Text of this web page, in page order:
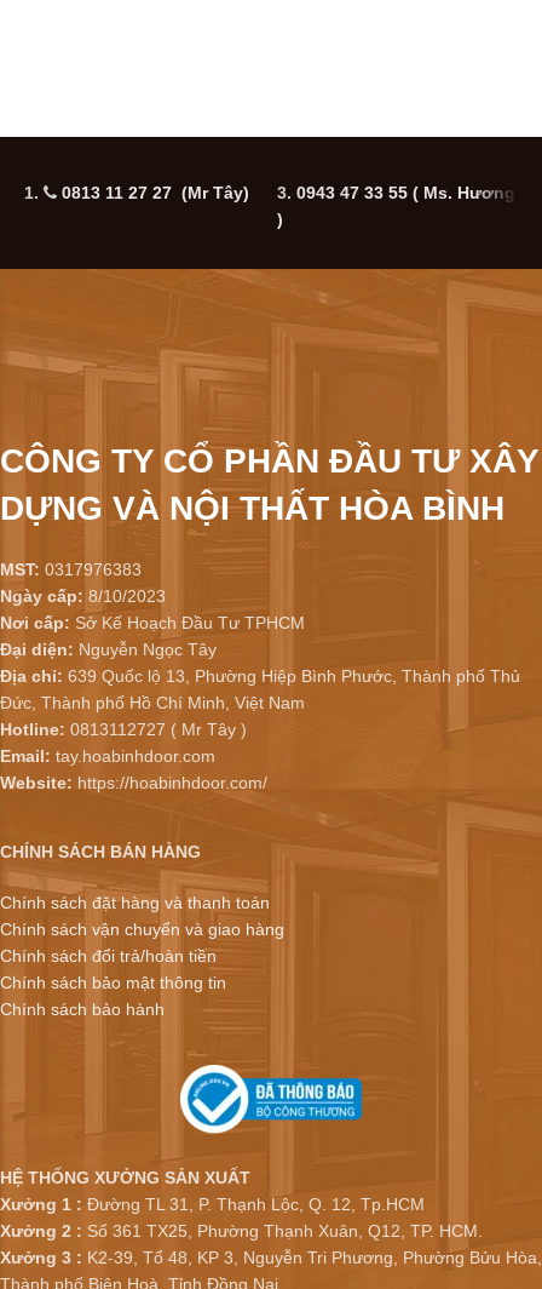
1. 0813 11 27 27 (Mr Tây) 3. 0943 47 33 55 ( Ms. Hương
)
CÔNG TY CỔ PHẦN ĐẦU TƯ XÂY
DỰNG VÀ NỘI THẤT HÒA BÌNH
MST: 0317976383
Ngày cấp: 8/10/2023
Nơi cấp: Sở Kế Hoạch Đầu Tư TPHCM
Đại diện: Nguyễn Ngọc Tây
Địa chỉ: 639 Quốc lộ 13, Phường Hiệp Bình Phước, Thành phố Thủ
Đức, Thành phố Hồ Chí Minh, Việt Nam
Hotline: 0813112727 ( Mr Tây )
Email: tay.hoabinhdoor.com
Website: https://hoabinhdoor.com/
CHÍNH SÁCH BÁN HÀNG
Chính sách đặt hàng và thanh toán
Chính sách vận chuyển và giao hàng
Chính sách đổi trả/hoàn tiền
Chính sách bảo mật thông tin
Chính sách bảo hành
HỆ THỐNG XƯỞNG SẢN XUẤT
Xưởng 1 : Đường TL 31, P. Thạnh Lộc, Q. 12, Tp.HCM
Xưởng 2 : Số 361 TX25, Phường Thạnh Xuân, Q12, TP. HCM.
Xưởng 3 : K2-39, Tổ 48, KP 3, Nguyễn Tri Phương, Phường Bửu Hòa,
Thành phố Biên Hoà, Tỉnh Đồng Nai